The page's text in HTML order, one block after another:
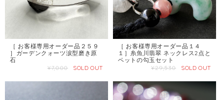
［ お客様専用オーダー品２５９
］ガーデンクォーツ涙型磨き原
石
¥7,000
SOLD OUT
［ お客様専用オーダー品１４
１］糸魚川翡翠 ネックレス2点と
ペットの勾玉セット
¥29,530
SOLD OUT